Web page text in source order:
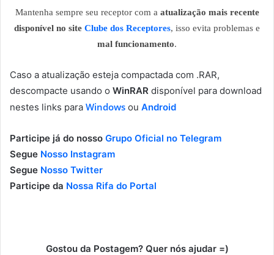
Mantenha sempre seu receptor com a atualização mais recente
disponível no site Clube dos Receptores, isso evita problemas e
mal funcionamento.
Caso a atualização esteja compactada com .RAR,
descompacte usando o WinRAR disponível para download
nestes links para Windows ou Android
Participe já do nosso Grupo Oficial no Telegram
Segue Nosso Instagram
Segue Nosso Twitter
Participe da Nossa Rifa do Portal
Gostou da Postagem? Quer nós ajudar =)